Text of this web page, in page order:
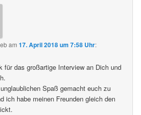
am17. April 2018 um 7:58 Uhr:
für das großartige Interview an Dich und
Spaß gemacht euch zu
ich habe meinen Freunden gleich den